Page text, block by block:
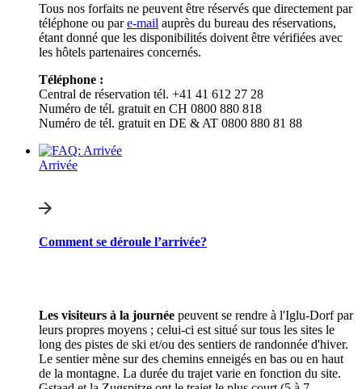
Tous nos forfaits ne peuvent être réservés que directement par
téléphone ou pare-mail auprès du bureau des réservations,
étant donné que les disponibilités doivent être vérifiées avec
les hôtels partenaires concernés.
Téléphone :
Central de réservation tél. +41 41 612 27 28
Numéro de tél. gratuit en CH 0800 880 818
Numéro de tél. gratuit en DE & AT 0800 880 81 88
Arrivée
Comment se déroule l’arrivée?
Les visiteurs à la journée peuvent se rendre à l'Iglu-Dorf par
leurs propres moyens ; celui-ci est situé sur tous les sites le
long des pistes de ski et/ou des sentiers de randonnée d'hiver.
Le sentier mène sur des chemins enneigés en bas ou en haut
de la montagne. La durée du trajet varie en fonction du site.